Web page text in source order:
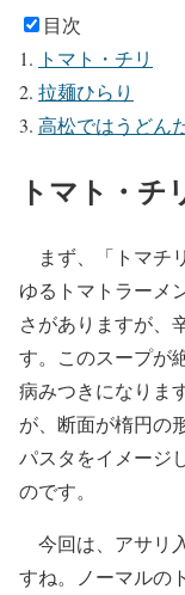
目次
トマト・チリ
拉麺ひらり
高松ではうどん
トマト・チ
まず、「トマチ
ゆるトマトラーメ
さがありますが、
す。このスープが
病みつきになりま
が、断面が楕円の
パスタをイメージ
のです。
今回は、アサリ
すね。ノーマルの